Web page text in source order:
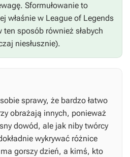
Sformułowanie to
właśnie w League of Legends
sposób również słabych
niesłusznie).
sprawy, że bardzo łatwo
obrażają innych, ponieważ
dowód, ale jak niby twórcy
wykrywać różnice
gorszy dzień, a kimś, kto